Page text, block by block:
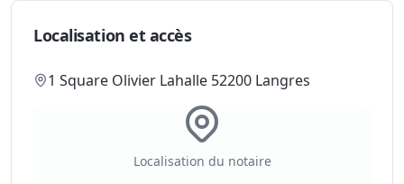
Localisation et accès
1 Square Olivier Lahalle 52200 Langres
Localisation du notaire